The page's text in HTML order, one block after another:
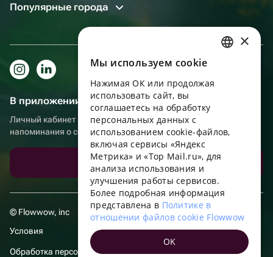
Популярные города
В приложении еще удобнее!
Личный кабинет получателя, больше бонусов за покупки и
напоминания о событиях
Скачать приложение
© Flowwow, inc
Условия
Обработка персональных данных
ENGLISH
UKRAINIAN
PORTUGUESE
FRENCH
TURKISH
×
Мы используем сookie
Нажимая ОК или продолжая
использовать сайт, вы
соглашаетесь на обработку
персональных данных с
использованием cookie-файлов,
включая сервисы «Яндекс
Метрика» и «Top Mail.ru», для
анализа использования и
улучшения работы сервисов.
Более подробная информация
представлена в Политике в
отношении файлов cookie Flowwow
OK